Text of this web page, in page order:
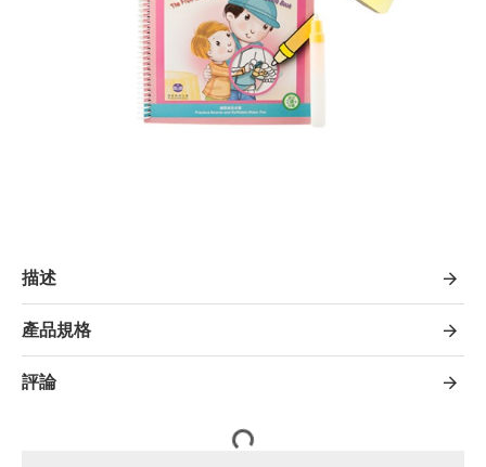
描述
產品規格
評論